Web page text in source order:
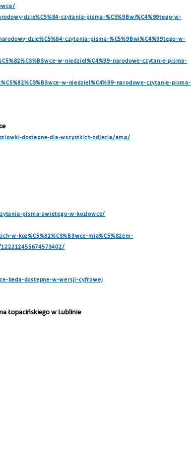
dzie%C5%84-czytania-pisma-%C5%9Bwi%C4%99tego-w-
dzie%C5%84-czytania-pisma-%C5%9Bwi%C4%99tego-w-
w-niedziel%C4%99-narodowe-czytanie-pisma-
w-niedziel%C4%99-narodowe-czytanie-pisma-
dostepne-dla-wszystkich-zdjecia/amp/
pisma-swietego-w-kozlowce/
w-koz%C5%82%C3%B3wce-mia%C5%82em-
122212455674573402/
beda-dostepne-w-wersji-cyfrowej
Łopacińskiego w Lublinie